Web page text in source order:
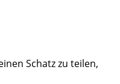
Schatz zu teilen,